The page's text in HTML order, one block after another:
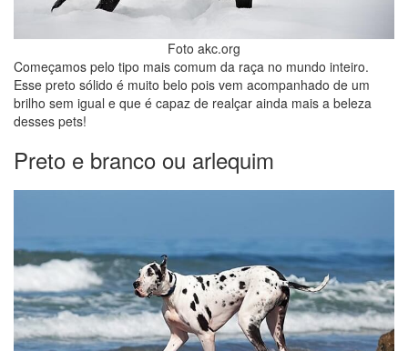
Foto akc.org
Começamos pelo tipo mais comum da raça no mundo inteiro.
Esse preto sólido é muito belo pois vem acompanhado de um
brilho sem igual e que é capaz de realçar ainda mais a beleza
desses pets!
Preto e branco ou arlequim